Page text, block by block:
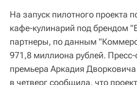
На запуск пилотного проекта
кафе-кулинарий под брендом
партнеры, по данным
971,8 миллиона рублей. Пресс-
премьера Аркадия
в четверг сообщила, что